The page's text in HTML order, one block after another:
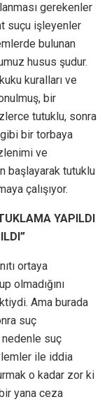
gerekenler
suçu işleyenler
bulunan
husus şudur.
kuralları ve
bir
tutuklu, sonra
gibi bir torbaya
ve
başlayarak tutuklu
çalışıyor.
YAPILDI
ortaya
olmadığını
Ama burada
suç
nedenle suç
ile iddia
o kadar zor ki
yana ceza